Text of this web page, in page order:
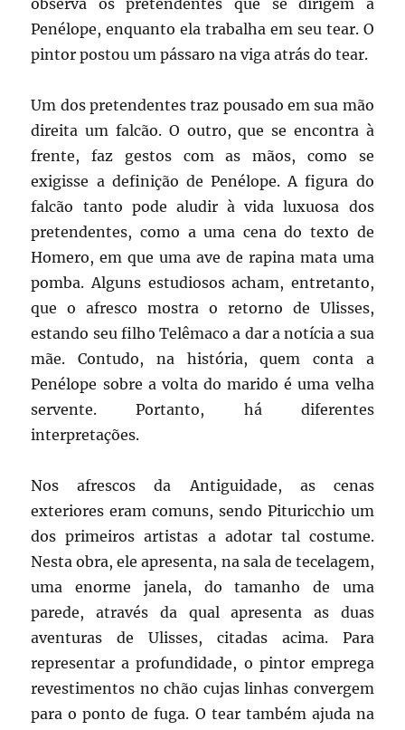
observa os pretendentes que se dirigem a
Penélope, enquanto ela trabalha em seu tear. O
pintor postou um pássaro na viga atrás do tear.
Um dos pretendentes traz pousado em sua mão
direita um falcão. O outro, que se encontra à
frente, faz gestos com as mãos, como se
exigisse a definição de Penélope. A figura do
falcão tanto pode aludir à vida luxuosa dos
pretendentes, como a uma cena do texto de
Homero, em que uma ave de rapina mata uma
pomba. Alguns estudiosos acham, entretanto,
que o afresco mostra o retorno de Ulisses,
estando seu filho Telêmaco a dar a notícia a sua
mãe. Contudo, na história, quem conta a
Penélope sobre a volta do marido é uma velha
servente. Portanto, há diferentes
interpretações.
Nos afrescos da Antiguidade, as cenas
exteriores eram comuns, sendo Pituricchio um
dos primeiros artistas a adotar tal costume.
Nesta obra, ele apresenta, na sala de tecelagem,
uma enorme janela, do tamanho de uma
parede, através da qual apresenta as duas
aventuras de Ulisses, citadas acima. Para
representar a profundidade, o pintor emprega
revestimentos no chão cujas linhas convergem
para o ponto de fuga. O tear também ajuda na